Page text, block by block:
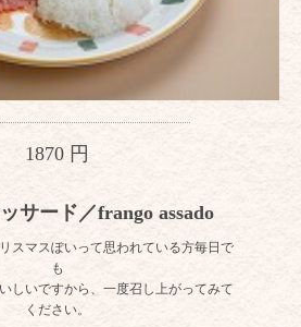
1870 円
サード／frango assado
スマスぽいって思われている方毎日で
も
しいですから、一度召し上がってみて
ください。